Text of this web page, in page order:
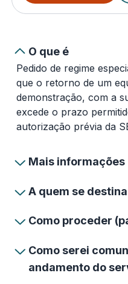
O que é
Pedido de regime
que o retorno de um
demonstração, com a
excede o prazo
autorização prévia da
Mais informações
A quem se
Como proceder
Como serei
andamento do